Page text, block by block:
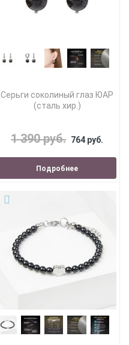
Серьги соколиный глаз ЮАР
(сталь хир.)
1 390 руб. 764 руб.
Подробнее